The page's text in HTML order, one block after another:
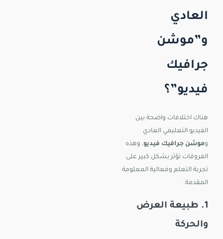
العادي
و”موشن
جرافيك
فيديو”؟
هناك اختلافات واضحة بين
الفيديو التعليمي العادي
وموشن جرافيك فيديو، وهذه
الفروقات تؤثر بشكل كبير على
تجربة التعلم وفعالية المعلومة
المقدمة.
1. طبيعة العرض
والحركة